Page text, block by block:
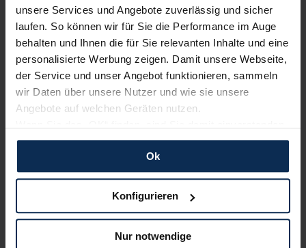
unsere Services und Angebote zuverlässig und sicher
laufen. So können wir für Sie die Performance im Auge
behalten und Ihnen die für Sie relevanten Inhalte und eine
personalisierte Werbung zeigen. Damit unsere Webseite,
der Service und unser Angebot funktionieren, sammeln
wir Daten über unsere Nutzer und wie sie unsere
Angebote auf welchen Geräten nutzen.
und erlauben uns Cookies für unseren Service zu
verwenden und diese Daten an Dritte weiterzugeben,
etwa an unsere Marketingpartner. Falls Sie dem nicht
zustimmen möchten, beschränken wir uns auf die
dann nicht auf Sie zuschneiden und Sie somit nicht
perfekt auf dem Weg zu Ihrem Neuwagen unterstützen.
Ok
Konfigurieren
Nur notwendige
Jeep Grand Cherokee (Test 2022): Wie gut klettert
Generation V mit dem Plug-in-Hybrid?
Weitere Artikel im Automagazin
zum Automagazin